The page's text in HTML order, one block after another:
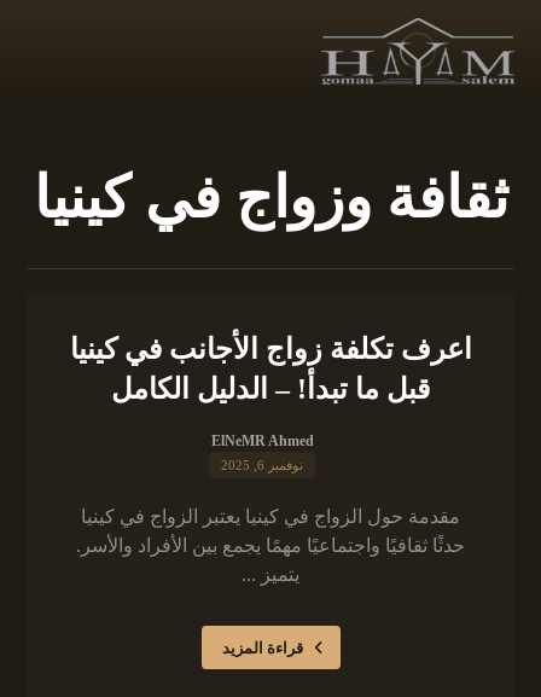
ثقافة وزواج في كينيا
اعرف تكلفة زواج الأجانب في كينيا
قبل ما تبدأ! – الدليل الكامل
ElNeMR Ahmed
نوفمبر 6, 2025
مقدمة حول الزواج في كينيا يعتبر الزواج في كينيا
حدثًا ثقافيًا واجتماعيًا مهمًا يجمع بين الأفراد والأسر.
يتميز ...
قراءة المزيد